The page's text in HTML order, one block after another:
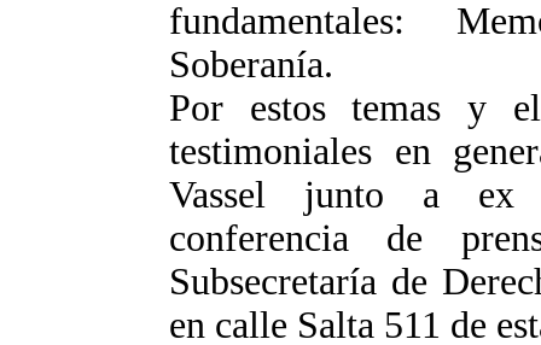
fundamentales:
Soberanía.
Por estos temas y
testimoniales en
Vassel junto a ex
conferencia de
Subsecretaría de
en calle Salta 511 de